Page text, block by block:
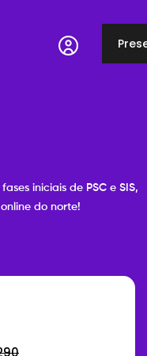
iniciais de PSC e SIS,
do norte!